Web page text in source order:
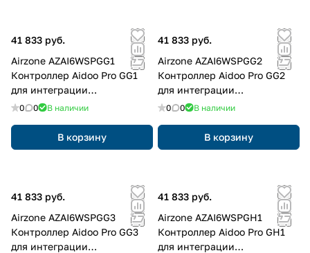
41 833 руб.
Airzone AZAI6WSPGG1
Контроллер Aidoo Pro GG1
для интеграции
кондиционеров
0 0 В наличии
В корзину
41 833 руб.
Airzone AZAI6WSPGG2
Контроллер Aidoo Pro GG2
для интеграции
кондиционеров
0 0 В наличии
В корзину
41 833 руб.
Airzone AZAI6WSPGG3
Контроллер Aidoo Pro GG3
для интеграции
41 833 руб.
Airzone AZAI6WSPGH1
Контроллер Aidoo Pro GH1
для интеграции